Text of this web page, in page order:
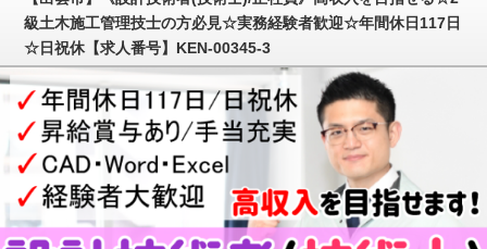
級土木施工管理技士の方必見☆実務経験者歓迎☆年間休日117日
☆日祝休【求人番号】KEN-00345-3